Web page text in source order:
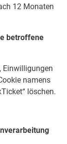
12 Monaten
betroffene
Einwilligungen
namens
löschen.